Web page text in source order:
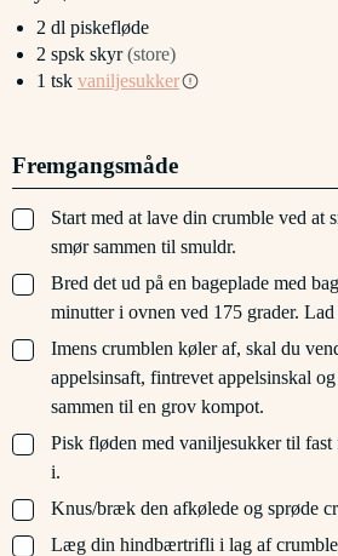
2 dl piskefløde
2 spsk skyr (store)
1 tsk vaniljesukker
Fremgangsmåde
▢
Start med at lave din crumble ved at
smør sammen til smuldr.
▢
Bred det ud på en bageplade med
minutter i ovnen ved 175 grader.
▢
Imens crumblen køler af, skal du
appelsinsaft, fintrevet appelsinskal
sammen til en grov kompot.
▢
Pisk fløden med vaniljesukker til
i.
▢
Knus/bræk den afkølede og sprøde
▢
Læg din hindbærtrifli i lag af